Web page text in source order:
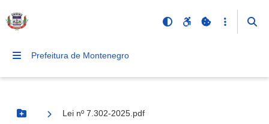
Prefeitura de Montenegro
Botão Menu
Lei nº 7.302-2025.pdf